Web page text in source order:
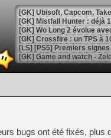
[GK] Mistfall Hunter : déjà
[GK] Wo Long 2 évolue
[GK] Crossfire : un TPS à
[LS] [PS5] Premiers
[Mo5] DOOM arrive en
[GK] Bethesda fête les 30
[GK] Roblox : l'action en
bugs ont été fixés, plus